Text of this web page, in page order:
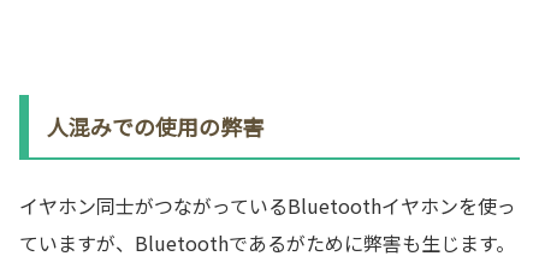
人混みでの使用の弊害
イヤホン同士がつながっているBluetoothイヤホンを使っ
ていますが、Bluetoothであるがために弊害も生じます。